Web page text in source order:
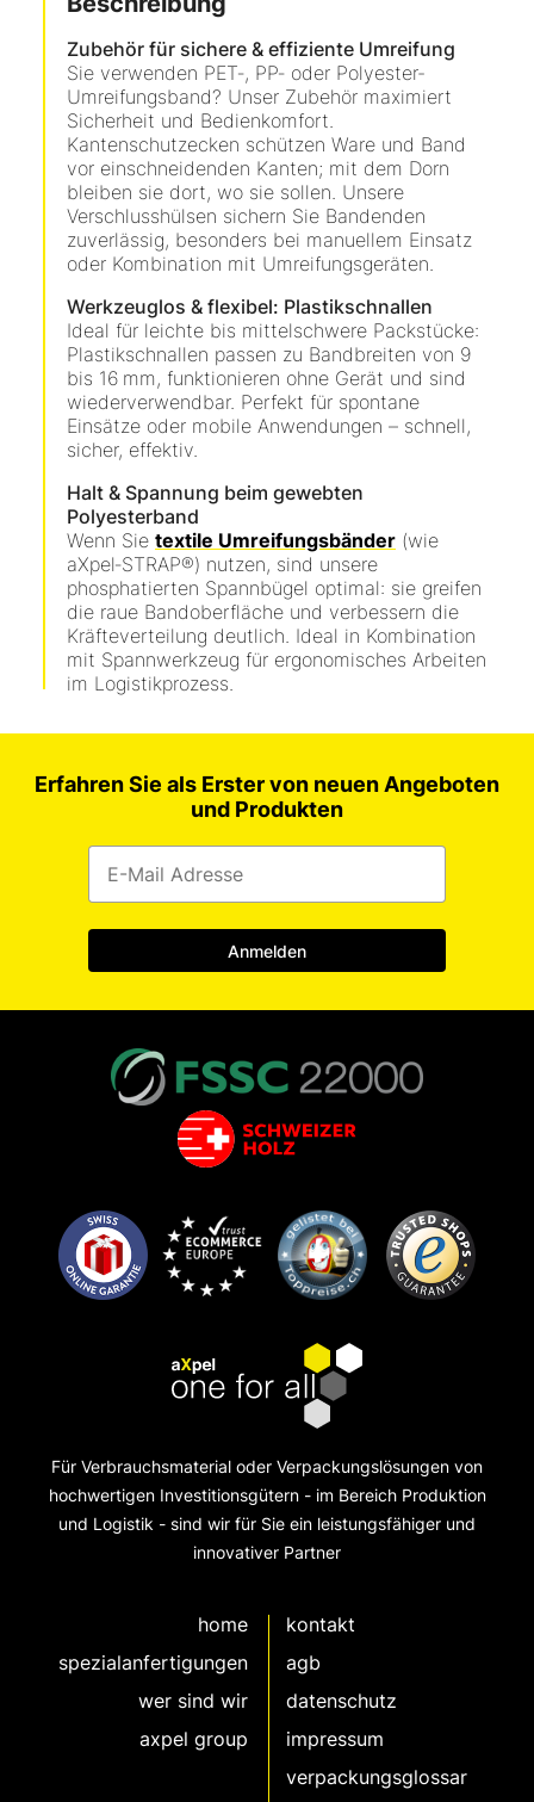
Zubehör für sichere & effiziente Umreifung
Sie verwenden PET‑, PP‑ oder Polyester-
Umreifungsband? Unser Zubehör maximiert
Sicherheit und Bedienkomfort.
Kantenschutzecken schützen Ware und Band
vor einschneidenden Kanten; mit dem Dorn
bleiben sie dort, wo sie sollen. Unsere
Verschlusshülsen sichern Sie Bandenden
zuverlässig, besonders bei manuellem Einsatz
oder Kombination mit Umreifungsgeräten.
Werkzeuglos & flexibel: Plastikschnallen
Ideal für leichte bis mittelschwere Packstücke:
Plastikschnallen passen zu Bandbreiten von 9
bis 16 mm, funktionieren ohne Gerät und sind
wiederverwendbar. Perfekt für spontane
Einsätze oder mobile Anwendungen – schnell,
sicher, effektiv.
Halt & Spannung beim gewebten
Polyesterband
Wenn Sie textile Umreifungsbänder (wie
aXpel‑STRAP®) nutzen, sind unsere
phosphatierten Spannbügel optimal: sie greifen
die raue Bandoberfläche und verbessern die
Kräfteverteilung deutlich. Ideal in Kombination
mit Spannwerkzeug für ergonomisches Arbeiten
im Logistikprozess.
Erfahren Sie als Erster von neuen Angeboten
und Produkten
Anmelden
Für Verbrauchsmaterial oder Verpackungslösungen von
hochwertigen Investitionsgütern - im Bereich Produktion
und Logistik - sind wir für Sie ein leistungsfähiger und
innovativer Partner
home
spezialanfertigungen
wer sind wir
axpel group
kontakt
agb
datenschutz
impressum
verpackungsglossar